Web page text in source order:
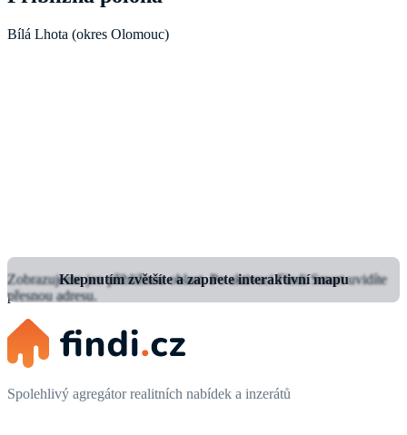
Bílá Lhota (okres Olomouc)
Klepnutím zvětšíte a zapnete interaktivní mapu
Zobrazujeme jen přibližnou oblast.Po aktivaci Findi Smart uvidíte
přesnou adresu.
Spolehlivý agregátor realitních nabídek a inzerátů